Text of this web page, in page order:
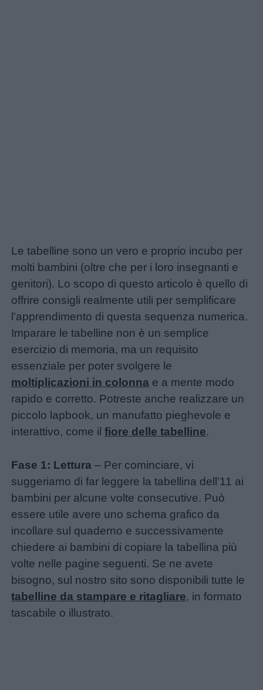
Link
utili
Chi
siamo
Privacy
policy
Le tabelline sono un vero e proprio incubo per
molti bambini (oltre che per i loro insegnanti e
genitori). Lo scopo di questo articolo è quello di
offrire consigli realmente utili per semplificare
l’apprendimento di questa sequenza numerica.
Imparare le tabelline non è un semplice
esercizio di memoria, ma un requisito
essenziale per poter svolgere le
moltiplicazioni in colonna e a mente modo
rapido e corretto. Potreste anche realizzare un
piccolo lapbook, un manufatto pieghevole e
interattivo, come ilfiore delle tabelline.
Fase 1: Lettura – Per cominciare, vi
suggeriamo di far leggere la tabellina dell’11 ai
bambini per alcune volte consecutive. Può
essere utile avere uno schema grafico da
incollare sul quaderno e successivamente
chiedere ai bambini di copiare la tabellina più
volte nelle pagine seguenti. Se ne avete
bisogno, sul nostro sito sono disponibili tutte le
tabelline da stampare e ritagliare, in formato
tascabile o illustrato.